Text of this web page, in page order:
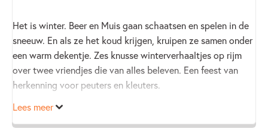
Het is winter. Beer en Muis gaan schaatsen en spelen in de
sneeuw. En als ze het koud krijgen, kruipen ze samen onder
een warm dekentje. Zes knusse winterverhaaltjes op rijm
over twee vriendjes die van alles beleven. Een feest van
herkenning voor peuters en kleuters.
Lees meer